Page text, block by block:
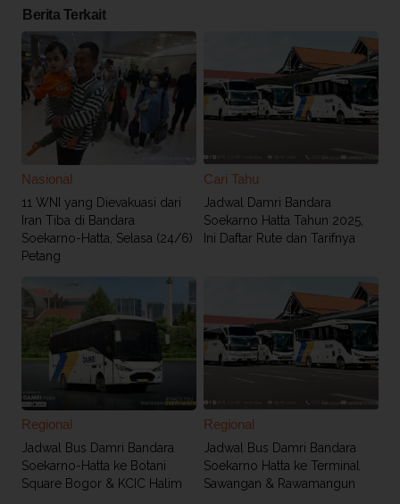
Berita Terkait
Nasional
11 WNI yang Dievakuasi dari
Iran Tiba di Bandara
Soekarno-Hatta, Selasa (24/6)
Petang
Cari Tahu
Jadwal Damri Bandara
Soekarno Hatta Tahun 2025,
Ini Daftar Rute dan Tarifnya
Regional
Jadwal Bus Damri Bandara
Soekarno-Hatta ke Botani
Square Bogor & KCIC Halim
Regional
Jadwal Bus Damri Bandara
Soekarno Hatta ke Terminal
Sawangan & Rawamangun